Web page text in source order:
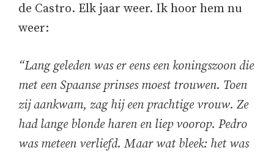
de Castro. Elk jaar weer. Ik hoor hem nu
weer:
“Lang geleden was er eens een koningszoon die
met een Spaanse prinses moest trouwen. Toen
zij aankwam, zag hij een prachtige vrouw. Ze
had lange blonde haren en liep voorop. Pedro
was meteen verliefd. Maar wat bleek: het was